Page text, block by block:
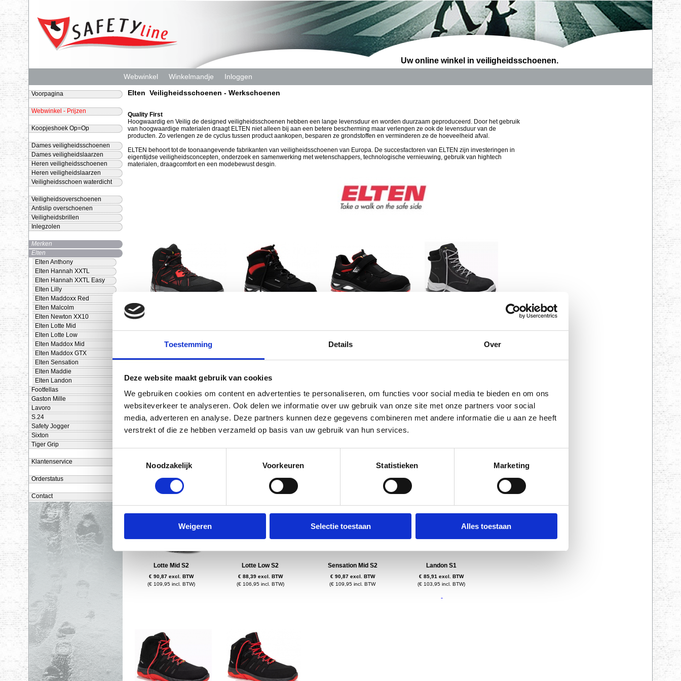
Toestemming Details Over
Deze website maakt gebruik van cookies
We gebruiken cookies om content en advertenties te personaliseren, om functies voor social media te bieden en om ons
websiteverkeer te analyseren. Ook delen we informatie over uw gebruik van onze site met onze partners voor social
media, adverteren en analyse. Deze partners kunnen deze gegevens combineren met andere informatie die u aan ze heeft
verstrekt of die ze hebben verzameld op basis van uw gebruik van hun services.
Noodzakelijk
Voorkeuren Statistieken Marketing
Weigeren Selectie toestaan Alles toestaan
Uw online winkel in veiligheidsschoenen.
Webwinkel Winkelmandje
Inloggen
Elten Veiligheidsschoenen - Werkschoenen
Quality First
Hoogwaardig en Veilig de designed veiligheidsschoenen hebben een lange levensduur en worden duurzaam geproduceerd. Door het gebruik
van hoogwaardige materialen draagt ELTEN niet alleen bij aan een betere bescherming maar verlengen ze ook de levensduur van de
producten. Zo verlengen ze de cyclus tussen product aankopen, besparen ze grondstoffen en verminderen ze de hoeveelheid afval.
ELTEN behoort tot de toonaangevende fabrikanten van veiligheidsschoenen van Europa. De succesfactoren van ELTEN zijn investeringen in
eigentijdse veiligheidsconcepten, onderzoek en samenwerking met wetenschappers, technologische vernieuwing, gebruik van hightech
materialen, draagcomfort en een modebewust desgin.
€ 93,35 excl. BTW € 90,04 excl. BTW € 90,04 excl. BTW
€ 97,48 excl. BTW
Lotte Mid S2 Lotte Low S2 Sensation Mid S2 Landon S1
€ 90,87 excl. BTW € 88,39 excl. BTW € 90,87 excl. BTW
€ 85,91 excl. BTW
(€ 109,95 incl. BTW)
(€ 106,95 incl. BTW) (€ 109,95 incl. BTW (€ 103,95 incl. BTW)
Voorpagina
Webwinkel - Prijzen
Koopjeshoek Op=Op
Dames veiligheidsschoenen
Dames veiligheidslaarzen
Heren veiligheidsschoenen
Heren veiligheidslaarzen
Veiligheidsschoen waterdicht
Veiligheidsoverschoenen
Antislip overschoenen
Veiligheidsbrillen
Inlegzolen
Merken
Elten
Elten Anthony
Elten Hannah XXTL
Elten Hannah XXTL Easy
Elten Lilly
Elten Maddoxx Red
Elten Malcolm
Elten Newton XX10
Elten Lotte Mid
Elten Lotte Low
Elten Maddox Mid
Elten Maddox GTX
Elten Sensation
Elten Maddie
Elten Landon
Footfellas
Gaston Mille
Lavoro
S.24
Safety Jogger
Sixton
Tiger Grip
Klantenservice
Orderstatus
Contact